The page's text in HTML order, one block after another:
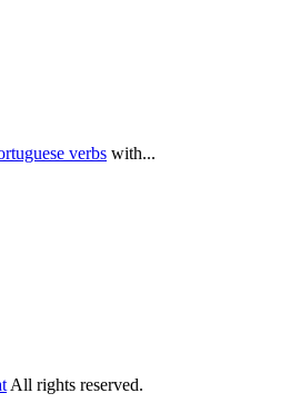
verbs with...
All rights reserved.